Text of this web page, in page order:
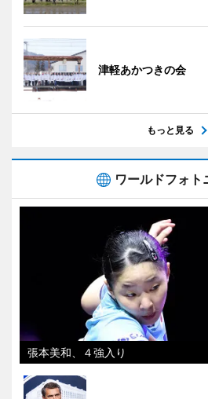
津軽あかつきの会
もっと見る
ワールドフォト
張本美和、４強入り